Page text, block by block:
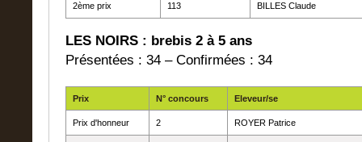
2ème prix 113 BILLES Claude
LES NOIRS : brebis 2 à 5 ans
Présentées : 34 – Confirmées : 34
Prix N° concours Eleveur/se
Prix d'honneur 2 ROYER Patrice